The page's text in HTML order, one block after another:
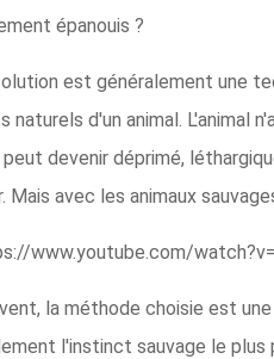
épanouis ?
est généralement une
naturels d'un animal. L'animal
peut devenir déprimé,
Mais avec les animaux
www.youtube.com/
la méthode choisie est
l'instinct sauvage le plus